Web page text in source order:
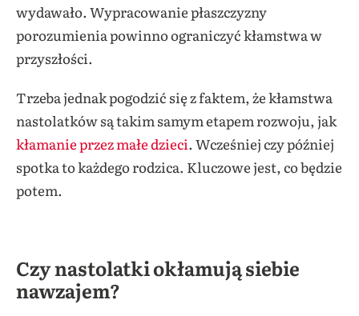
wydawało. Wypracowanie płaszczyzny
porozumienia powinno ograniczyć kłamstwa w
przyszłości.
Trzeba jednak pogodzić się z faktem, że kłamstwa
nastolatków są takim samym etapem rozwoju, jak
kłamanie przez małe dzieci. Wcześniej czy później
spotka to każdego rodzica. Kluczowe jest, co będzie
potem.
Czy nastolatki okłamują siebie
nawzajem?